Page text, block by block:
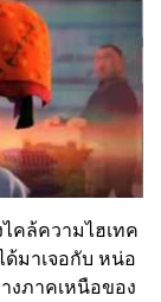
คล้ความไฮเทค
มาเจอกับ หน่อ
งภาคเหนือของ